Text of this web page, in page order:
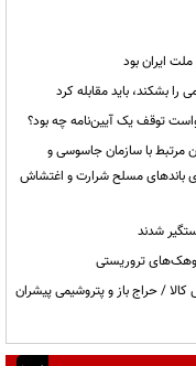
ایران بود
بشکند، باید مقابله کرد
توقف یک آیین‌نامه چه بود؟
دستگیری ۲۱ نفر از مزدوران مرتبط با سازمان جاسوسی و
و بازداشت ۴ نفر از اعضای باندهای مسلح شرارت و اغتشاش
شدند
بورس کالا / حراج باز و پتروشیمی پیشران